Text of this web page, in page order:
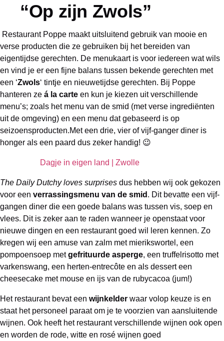
“Op zijn Zwols”
Restaurant Poppe maakt uitsluitend gebruik van mooie en
verse producten die ze gebruiken bij het bereiden van
eigentijdse gerechten. De menukaart is voor iedereen wat wils
en vind je er een fijne balans tussen bekende gerechten met
een ‘Zwols‘ tintje en nieuwetijdse gerechten. Bij Poppe
hanteren ze á la carte en kun je kiezen uit verschillende
menu’s; zoals het menu van de smid (met verse ingrediënten
uit de omgeving) en een menu dat gebaseerd is op
seizoensproducten.Met een drie, vier of vijf-ganger diner is
honger als een paard dus zeker handig! 😉
Dagje in eigen land | Zwolle
The Daily Dutchy loves surprises dus hebben wij ook gekozen
voor een verrassingsmenu van de smid . Dit bevatte een vijf-
gangen diner die een goede balans was tussen vis, soep en
vlees. Dit is zeker aan te raden wanneer je openstaat voor
nieuwe dingen en een restaurant goed wil leren kennen. Zo
kregen wij een amuse van zalm met mierikswortel, een
pompoensoep metgefrituurde asperge, een truffelrisotto met
varkenswang, een herten-entrecôte en als dessert een
cheesecake met mouse en ijs van de rubycacoa (jum!)
Het restaurant bevat een wijnkelder waar volop keuze is en
staat het personeel paraat om je te voorzien van aansluitende
wijnen. Ook heeft het restaurant verschillende wijnen ook open
en worden de rode, witte en rosé wijnen goed